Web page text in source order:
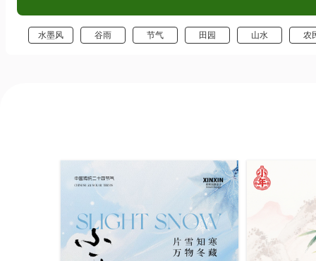
水墨风 谷雨 节气 田园 山水 农